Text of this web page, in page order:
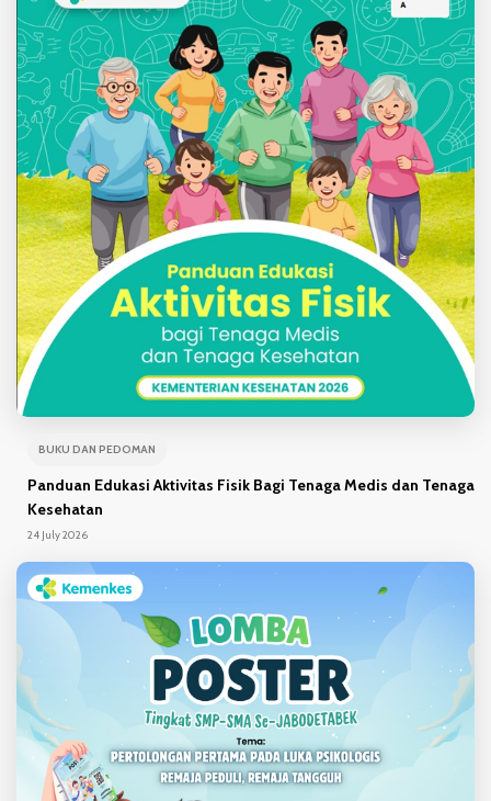
BUKU DAN PEDOMAN
Panduan Edukasi Aktivitas Fisik Bagi Tenaga Medis dan Tenaga
Kesehatan
24 July 2026